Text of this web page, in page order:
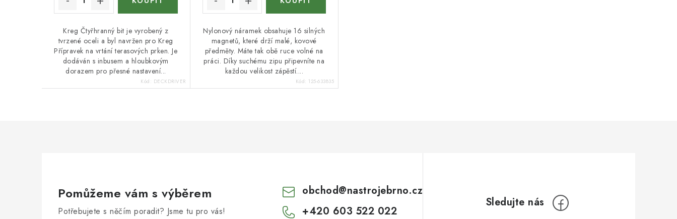
Kreg Čtyřhranný bit je vyrobený z
tvrzené oceli a byl navržen pro Kreg
Přípravek na vrtání terasových prken. Je
dodáván s inbusem a hloubkovým
dorazem pro přesné nastavení...
Kód: DECKDRIVER
Nylonový náramek obsahuje 16 silných
magnetů, které drží malé, kovové
předměty. Máte tak obě ruce volné na
práci. Díky suchému zipu připevníte na
každou velikost zápěstí....
Kód: 125-633835
Pomůžeme vám s výběrem
Potřebujete s něčím poradit? Jsme tu pro vás!
obchod@nastrojebrno.cz
+420 603 522 022